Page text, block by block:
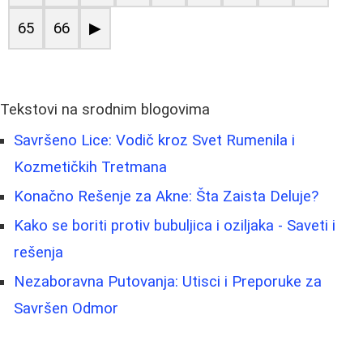
65 66 ▶
Tekstovi na srodnim blogovima
Savršeno Lice: Vodič kroz Svet Rumenila i
Kozmetičkih Tretmana
Konačno Rešenje za Akne: Šta Zaista Deluje?
Kako se boriti protiv bubuljica i oziljaka - Saveti i
rešenja
Nezaboravna Putovanja: Utisci i Preporuke za
Savršen Odmor